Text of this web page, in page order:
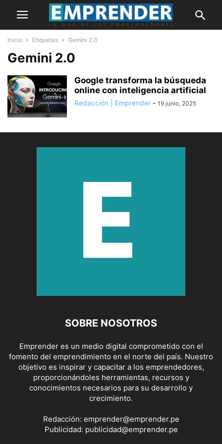
Inicio Etiquetas Gemini 2.0
Gemini 2.0
Google transforma la búsqueda
online con inteligencia artificial
Redacción | Emprender - 19 junio, 2025
SOBRE NOSOTROS
Emprender es un medio digital comprometido con el
fomento del emprendimiento en el norte del país. Nuestro
objetivo es inspirar y capacitar a los emprendedores,
proporcionándoles herramientas, recursos y
conocimientos necesarios para su desarrollo y
crecimiento.
Redacción: emprender@emprender.pe
Publicidad: publicidad@emprender.pe